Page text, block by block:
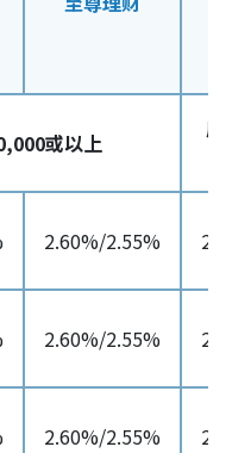
或以上 原
2.60%/2.55%
2.60%/2.55%
2.60%/2.55%